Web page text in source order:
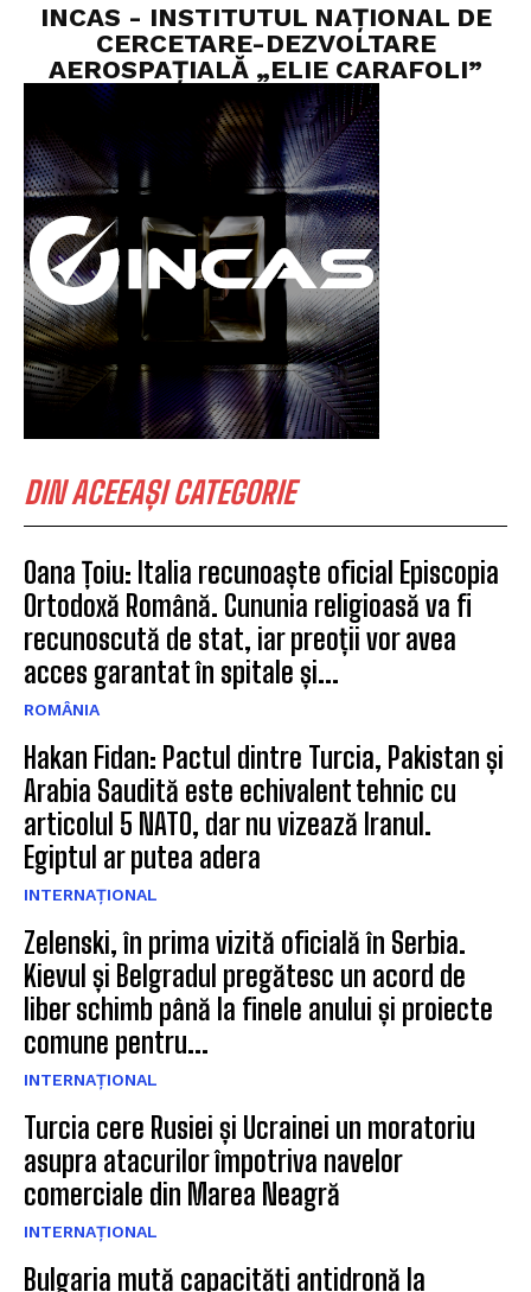
INCAS - INSTITUTUL NAȚIONAL DE
CERCETARE-DEZVOLTARE
AEROSPAȚIALĂ „ELIE CARAFOLI”
DIN ACEEAȘI CATEGORIE
Oana Țoiu: Italia recunoaște oficial Episcopia
Ortodoxă Română. Cununia religioasă va fi
recunoscută de stat, iar preoții vor avea
acces garantat în spitale și...
ROMÂNIA
Hakan Fidan: Pactul dintre Turcia, Pakistan și
Arabia Saudită este echivalent tehnic cu
articolul 5 NATO, dar nu vizează Iranul.
Egiptul ar putea adera
INTERNAȚIONAL
Zelenski, în prima vizită oficială în Serbia.
Kievul și Belgradul pregătesc un acord de
liber schimb până la finele anului și proiecte
comune pentru...
INTERNAȚIONAL
Turcia cere Rusiei și Ucrainei un moratoriu
asupra atacurilor împotriva navelor
comerciale din Marea Neagră
INTERNAȚIONAL
Bulgaria mută capacități antidronă la